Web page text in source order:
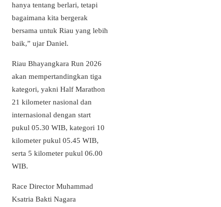
hanya tentang berlari, tetapi
bagaimana kita bergerak
bersama untuk Riau yang lebih
baik,” ujar Daniel.
Riau Bhayangkara Run 2026
akan mempertandingkan tiga
kategori, yakni Half Marathon
21 kilometer nasional dan
internasional dengan start
pukul 05.30 WIB, kategori 10
kilometer pukul 05.45 WIB,
serta 5 kilometer pukul 06.00
WIB.
Race Director Muhammad
Ksatria Bakti Nagara